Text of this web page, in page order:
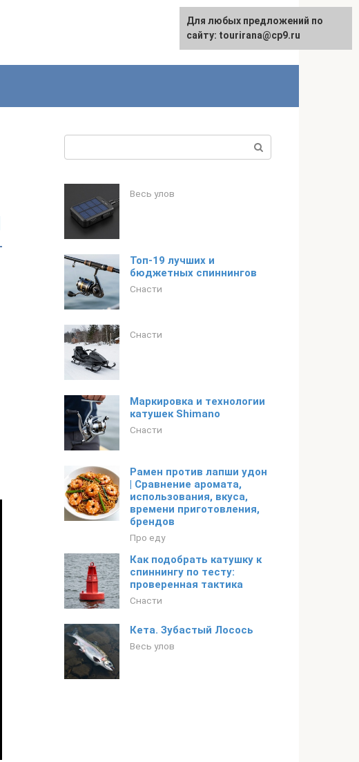
English
Весь улов
Топ-19 лучших и
бюджетных спиннингов
Снасти
Снасти
Маркировка и технологии
катушек Shimano
Снасти
Рамен против лапши удон
| Сравнение аромата,
использования, вкуса,
времени приготовления,
брендов
Про еду
Как подобрать катушку к
спиннингу по тесту:
проверенная тактика
Снасти
Кета. Зубастый Лосось
Весь улов
Для любых предложений по
сайту: tourirana@cp9.ru